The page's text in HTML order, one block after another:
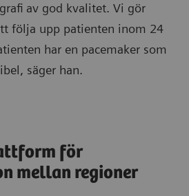
av god kvalitet. Vi gör
följa upp patienten inom 24
har en pacemaker som
säger han.
för
mellan regioner